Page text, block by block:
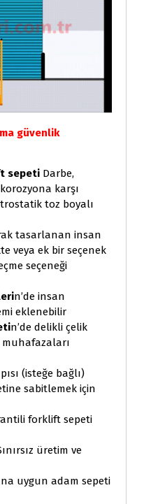
güvenlik
sepeti Darbe,
karşı
toz boyalı
tasarlanan insan
veya ek bir seçenek
seçeneği
n’de insan
eklenebilir
n’de delikli çelik
(isteğe bağlı)
sabitlemek için
forklift sepeti
üretim ve
uygun adam sepeti